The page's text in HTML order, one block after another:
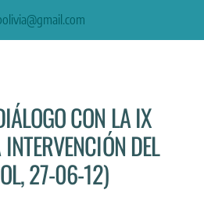
CON LA IX
DEL
27-06-12)